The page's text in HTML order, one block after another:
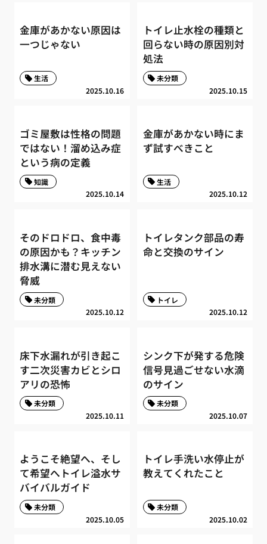
金庫があかない原因は
一つじゃない
2025.10.16
生活
トイレ止水栓の種類と
回らない時の原因別対
処法
2025.10.15
未分類
ゴミ屋敷は性格の問題
ではない！溜め込み症
という病の定義
2025.10.14
知識
金庫があかない時にま
ず試すべきこと
2025.10.12
生活
そのドロドロ、食中毒
の原因かも？キッチン
排水溝に潜む見えない
脅威
2025.10.12
未分類
トイレタンク部品の寿
命と交換のサイン
2025.10.12
トイレ
床下水漏れが引き起こ
す二次災害カビとシロ
アリの恐怖
2025.10.11
未分類
シンク下が発する危険
信号見過ごせない水滴
のサイン
2025.10.07
未分類
ようこそ絶望へ、そし
て希望へトイレ溢水サ
バイバルガイド
2025.10.05
未分類
トイレ手洗い水停止が
教えてくれたこと
2025.10.02
未分類